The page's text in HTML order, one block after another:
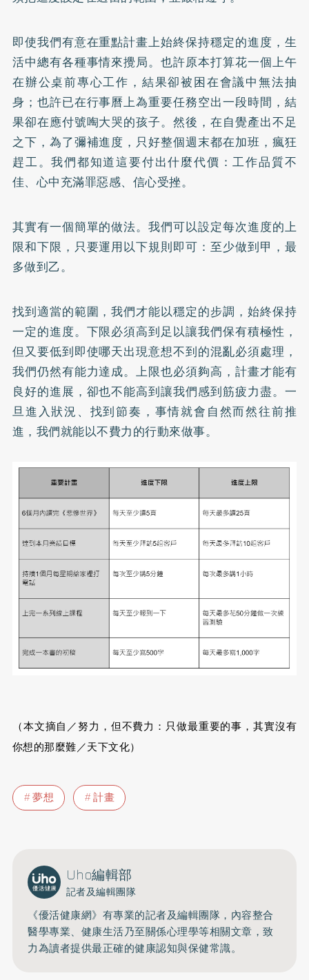
即使我們有意在重點計畫上始終保持穩定的進度，生
活中總有各種事情來攪局。也許原本打算花一個上午
在辦公桌前專心工作，結果卻被困在會議中無法抽
身；也許已在行事曆上為重要任務空出一段時間，結
果卻在應付號啕大哭的孩子。然後，在自覺產出不足
之下，為了彌補進度，只好整個週末都在加班，瘋狂
趕工。我們都知道這要付出什麼代價：工作品質不
佳、心中充滿罪惡感、信心受挫。
其實有一個簡單的做法。我們可以設定每次進度的上
限和下限，只要運用以下規則即可：至少做到甲，最
多做到乙。
找到適當的範圍，我們才能以穩定的步調，始終保持
一定的進度。下限必須高到足以讓我們保有積極性，
但又要低到即使哪天出現意想不到的混亂必須處理，
我們仍然有能力達成。上限也必須夠高，計畫才能有
良好的進展，卻也不能高到讓我們感到筋疲力盡。一
旦進入狀況、找到節奏，事情就會自然而然往前推
進，我們就能以不費力的行動來做事。
（本文摘自／努力，但不費力：只做最重要的事，其實沒有
你想的那麼難／天下文化）
夢想 計畫
Uho編輯部
記者及編輯團隊
《優活健康網》有專業的記者及編輯團隊，內容整合
醫學專業、健康生活乃至關係心理學等相關文章，致
力為讀者提供最正確的健康認知與保健常識。